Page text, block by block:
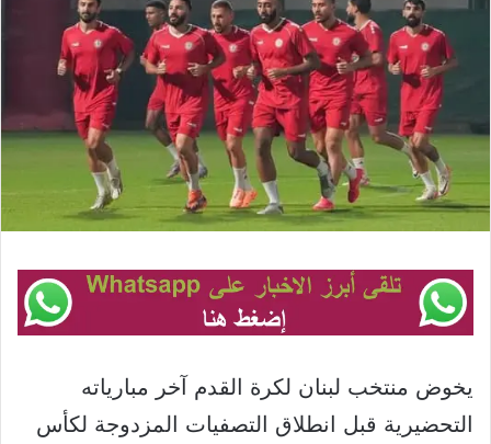
يخوض منتخب لبنان لكرة القدم آخر مبارياته
التحضيرية قبل انطلاق التصفيات المزدوجة لكأس